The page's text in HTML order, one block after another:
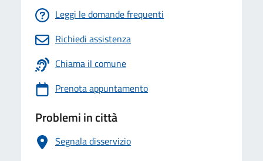
Leggi le domande frequenti
Richiedi assistenza
Chiama il comune
Prenota appuntamento
Problemi in città
Segnala disservizio